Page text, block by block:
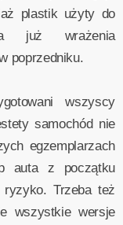
plastik użyty do
już wrażenia
poprzedniku.
wszyscy
samochód nie
egzemplarzach
auta z początku
Trzeba też
wszystkie wersje